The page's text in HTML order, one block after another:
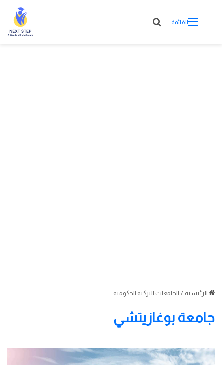
القائمة
الرئيسية / الجامعات التركية الحكومية
جامعة بوغازيتشي